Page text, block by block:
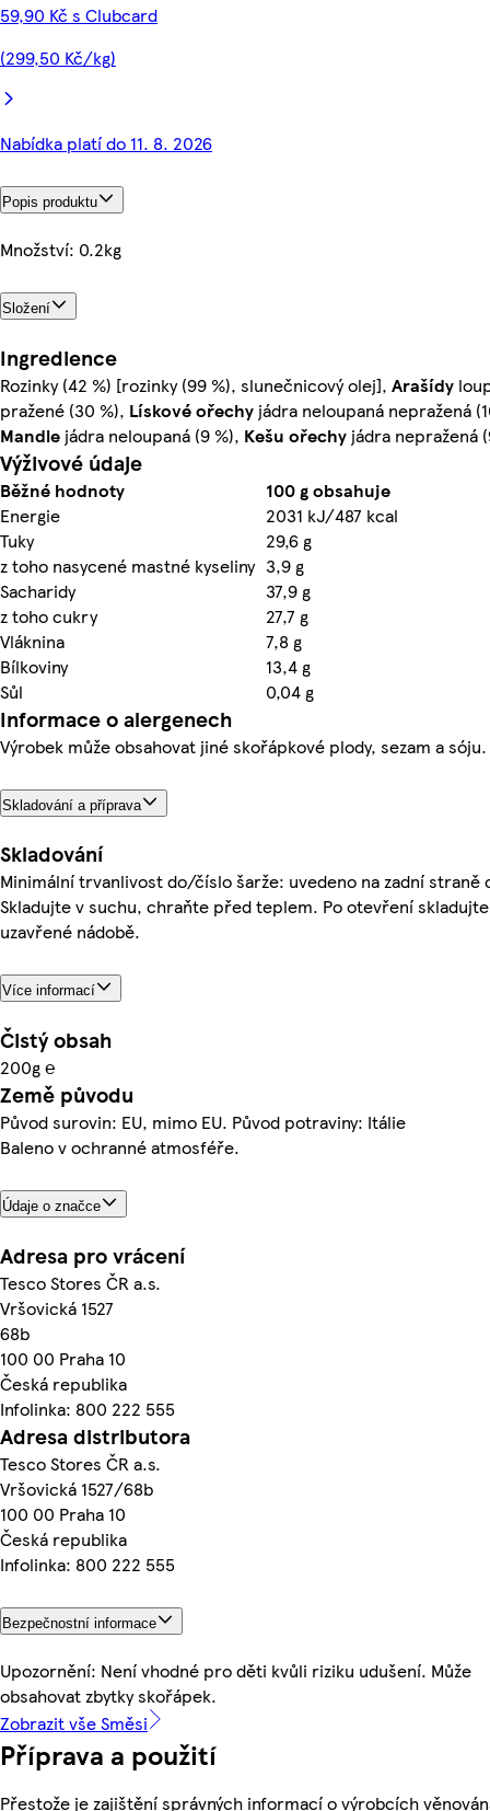
59,90 Kč s Clubcard
(299,50 Kč/kg)
Nabídka platí do 11. 8. 2026
Popis produktu
Množství: 0.2kg
Složení
Ingredience
Rozinky (42 %) [rozinky (99 %), slunečnicový olej], Arašídy
pražené (30 %), Lískovéořechy jádra neloupaná nepražená
Mandle jádra neloupaná (9 %), Kešu ořechy jádra nepražená
Výživové údaje
Běžné hodnoty
100 g obsahuje
Energie
2031 kJ/487 kcal
Tuky
29,6 g
z toho nasycené mastné kyseliny 3,9 g
Sacharidy
37,9 g
z toho cukry
27,7 g
Vláknina
7,8 g
Bílkoviny
13,4 g
Sůl
0,04 g
Informace o alergenech
Výrobek může obsahovat jiné skořápkové plody, sezam a sóju.
Skladování a příprava
Skladování
Minimální trvanlivost do/číslo šarže: uvedeno na zadní straně
Skladujte v suchu, chraňte před teplem. Po otevření
uzavřené nádobě.
Více informací
Čistý obsah
200g ℮
Země původu
Původ surovin: EU, mimo EU. Původ potraviny: Itálie
Baleno v ochranné atmosféře.
Údaje o značce
Adresa pro vrácení
Tesco Stores ČR a.s.
Vršovická 1527
68b
100 00 Praha 10
Česká republika
Infolinka: 800 222 555
Adresa distributora
Tesco Stores ČR a.s.
Vršovická 1527/68b
100 00 Praha 10
Česká republika
Infolinka: 800 222 555
Bezpečnostní informace
Upozornění: Není vhodné pro děti kvůli riziku udušení. Může
obsahovat zbytky skořápek.
Zobrazit vše Směsi
Příprava a použití
Přestože je zajištění správných informací o výrobcích